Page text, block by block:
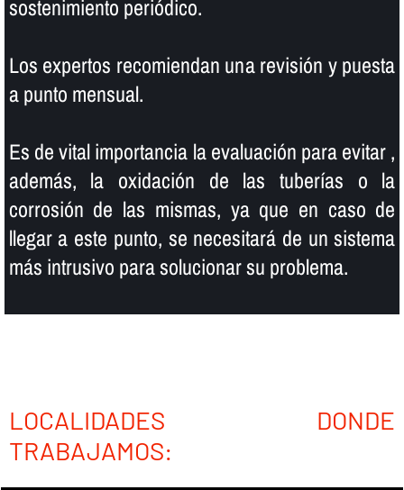
sostenimiento periódico.
Los expertos recomiendan una revisión y puesta
a punto mensual.
Es de vital importancia la evaluación para evitar ,
además, la oxidación de las tuberí­as o la
corrosión de las mismas, ya que en caso de
llegar a este punto, se necesitará de un sistema
más intrusivo para solucionar su problema.
LOCALIDADES DONDE
TRABAJAMOS: